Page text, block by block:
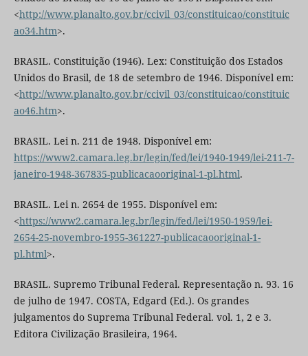
<http://www.planalto.gov.br/ccivil_03/constituicao/constituic
ao34.htm>.
BRASIL. Constituição (1946). Lex: Constituição dos Estados
Unidos do Brasil, de 18 de setembro de 1946. Disponível em:
<http://www.planalto.gov.br/ccivil_03/constituicao/constituic
ao46.htm>.
BRASIL. Lei n. 211 de 1948. Disponível em:
https://www2.camara.leg.br/legin/fed/lei/1940-1949/lei-211-7-
janeiro-1948-367835-publicacaooriginal-1-pl.html.
BRASIL. Lei n. 2654 de 1955. Disponível em:
<https://www2.camara.leg.br/legin/fed/lei/1950-1959/lei-
2654-25-novembro-1955-361227-publicacaooriginal-1-
pl.html>.
BRASIL. Supremo Tribunal Federal. Representação n. 93. 16
de julho de 1947. COSTA, Edgard (Ed.). Os grandes
julgamentos do Suprema Tribunal Federal. vol. 1, 2 e 3.
Editora Civilização Brasileira, 1964.